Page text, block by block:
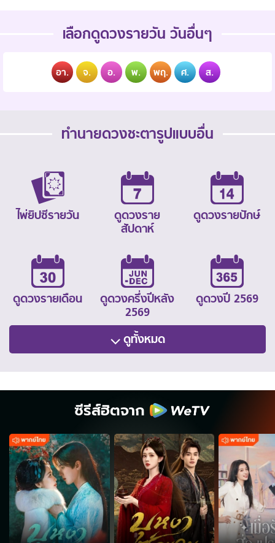
เลือกดูดวงรายวัน วันอื่นๆ
อา. จ. อ. พ. พฤ. ศ. ส.
ทำนายดวงชะตารูปแบบอื่น
ไพ่ยิปซีรายวัน
ดูดวงราย
สัปดาห์
ดูดวงรายปักษ์
ดูดวงรายเดือน
ดูดวงครึ่งปีหลัง
2569
ดูดวงปี 2569
ดูทั้งหมด
ซีรีส์ฮิตจาก